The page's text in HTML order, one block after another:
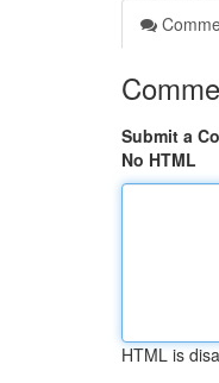
Submit a
No HTML
HTML is